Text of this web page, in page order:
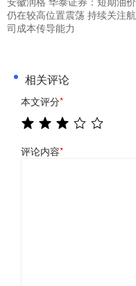
仍在较高位置震荡 持续关注航
司成本传导能力
相关评论
本文评分*
评论内容*